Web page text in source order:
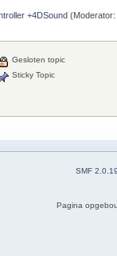
+4DSound(Moderator:
Gesloten topic
Sticky Topic
SMF
Pagina